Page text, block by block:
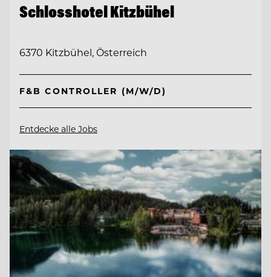
Schlosshotel Kitzbühel
6370 Kitzbühel, Österreich
F&B CONTROLLER (M/W/D)
Entdecke alle Jobs